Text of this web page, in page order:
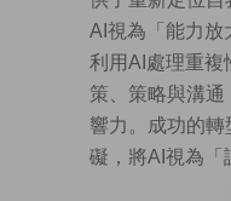
AI視為「能力放
利用AI處理重複
策、策略與溝
響力。成功的
礙，將AI視為「